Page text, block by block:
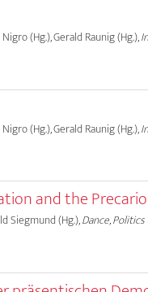
(Hg.), Gerald Raunig (Hg.),
(Hg.), Gerald Raunig (Hg.),
and the
Siegmund (Hg.),Dance,